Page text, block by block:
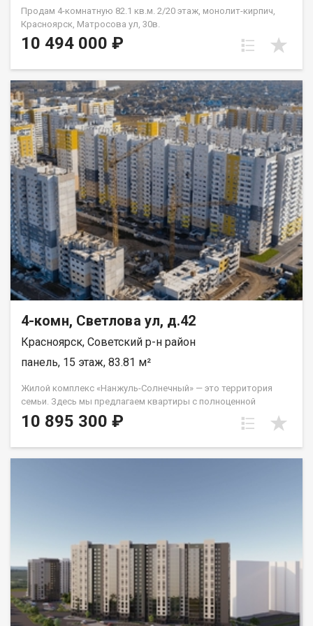
Продам 4-комнатную 82.1 кв.м. 2/20 этаж, монолит-кирпич,
Красноярск, Матросова ул, 30в.
10 494 000 ₽
4-комн, Светлова ул, д.42
Красноярск, Советский р-н район
панель, 15 этаж, 83.81 м²
Жилой комплекс «Нанжуль-Солнечный» — это территория
семьи. Здесь мы предлагаем квартиры с полноценной
чистовой отделкой по ценам ниже, чем в среднем в
Красноярске. «Нанжуль-Солнечный» находится в
покрытием. Для пешеходов проектируются безопасные
дорожки, мощенные плиткой, а для автомобилистов —
достаточное количество наземных машиномест. Зона
парковки удалена от детских игровых площадок. Квартиры в
«Нанжуль-Солнечном» сдаются только с чистовой отделкой*:
стены оклеены обоями, уложен линолеум и кафельная плитка,
10 895 300 ₽